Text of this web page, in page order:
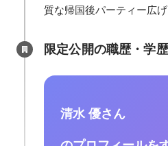
質な帰国後パーティー広げ
限定公開の職歴・学歴
清水 優さん